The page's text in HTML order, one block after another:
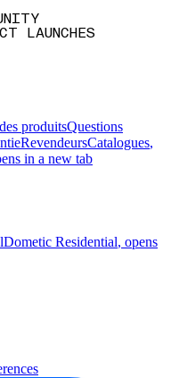
LAUNCHES
produitsQuestions
RevendeursCatalogues,
in a new tab
Dometic Residential, opens